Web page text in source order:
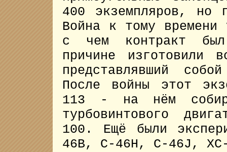
400 экземпляров, но
Война к тому времени
с чем контракт
причине изготовили
представлявший
После войны этот
113 - на нём
турбовинтового
100. Ещё были
46B, C-46H, C-46J,